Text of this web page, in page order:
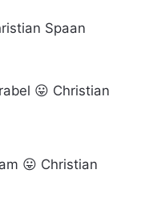
Spaan
😛 Christian
😛 Christian